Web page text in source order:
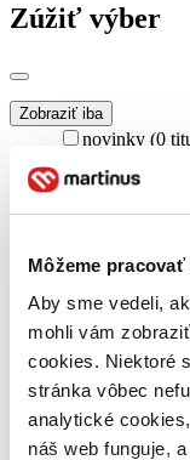
Môžeme
Aby sme vedeli,
mohli vám
cookies. Niektoré
stránka vôbec
analytické
náš web funguje,
Zúžiť výber
Zobraziť iba
novinky (0
predpredaj
pripravujeme
dostupná
vypredaných)
Nové / čítané
nová (0
čítaná (0
čítaná -